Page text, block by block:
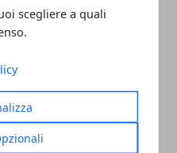
scegliere a quali